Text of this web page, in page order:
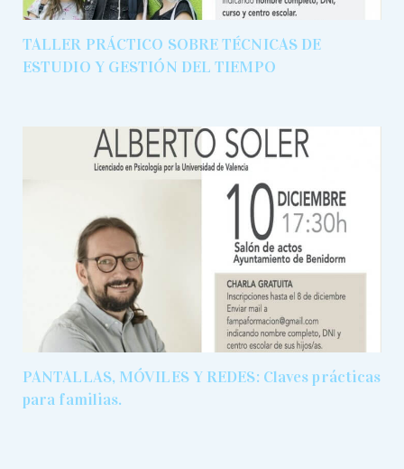
TALLER PRÁCTICO SOBRE TÉCNICAS DE
ESTUDIO Y GESTIÓN DEL TIEMPO
PANTALLAS, MÓVILES Y REDES: Claves prácticas
para familias.